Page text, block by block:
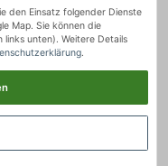
den Einsatz folgender Dienste
Map. Sie können die
unten). Weitere Details
.